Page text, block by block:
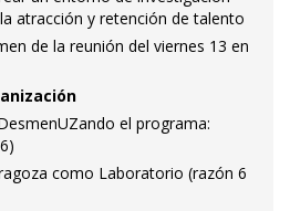
atracción y retención de talento
de la reunión del viernes 13 en
el programa:
como Laboratorio (razón 6